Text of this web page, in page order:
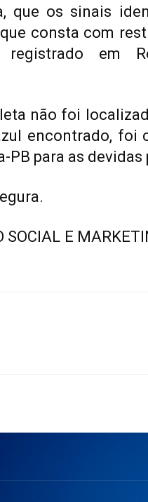
que os sinais
consta com
em
não foi
encontrado, foi
PB para as
SOCIAL E